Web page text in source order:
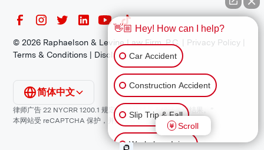
©2026 Raphaelson & Levine Law Firm, P.C. | Privacy Policy
Terms & Conditions | Disclaimer
律师广告 22 NYCRR 1200.1 规定：“过往结果不保证类似结果。”
本网站受 reCAPTCHA 保护，并适用谷歌
隐私政策和 。
简体中文
👋🏼 Hey! How can I help?
Car Accident
Construction Accident
Slip Trip & Fall
Workplace Injury
Scroll